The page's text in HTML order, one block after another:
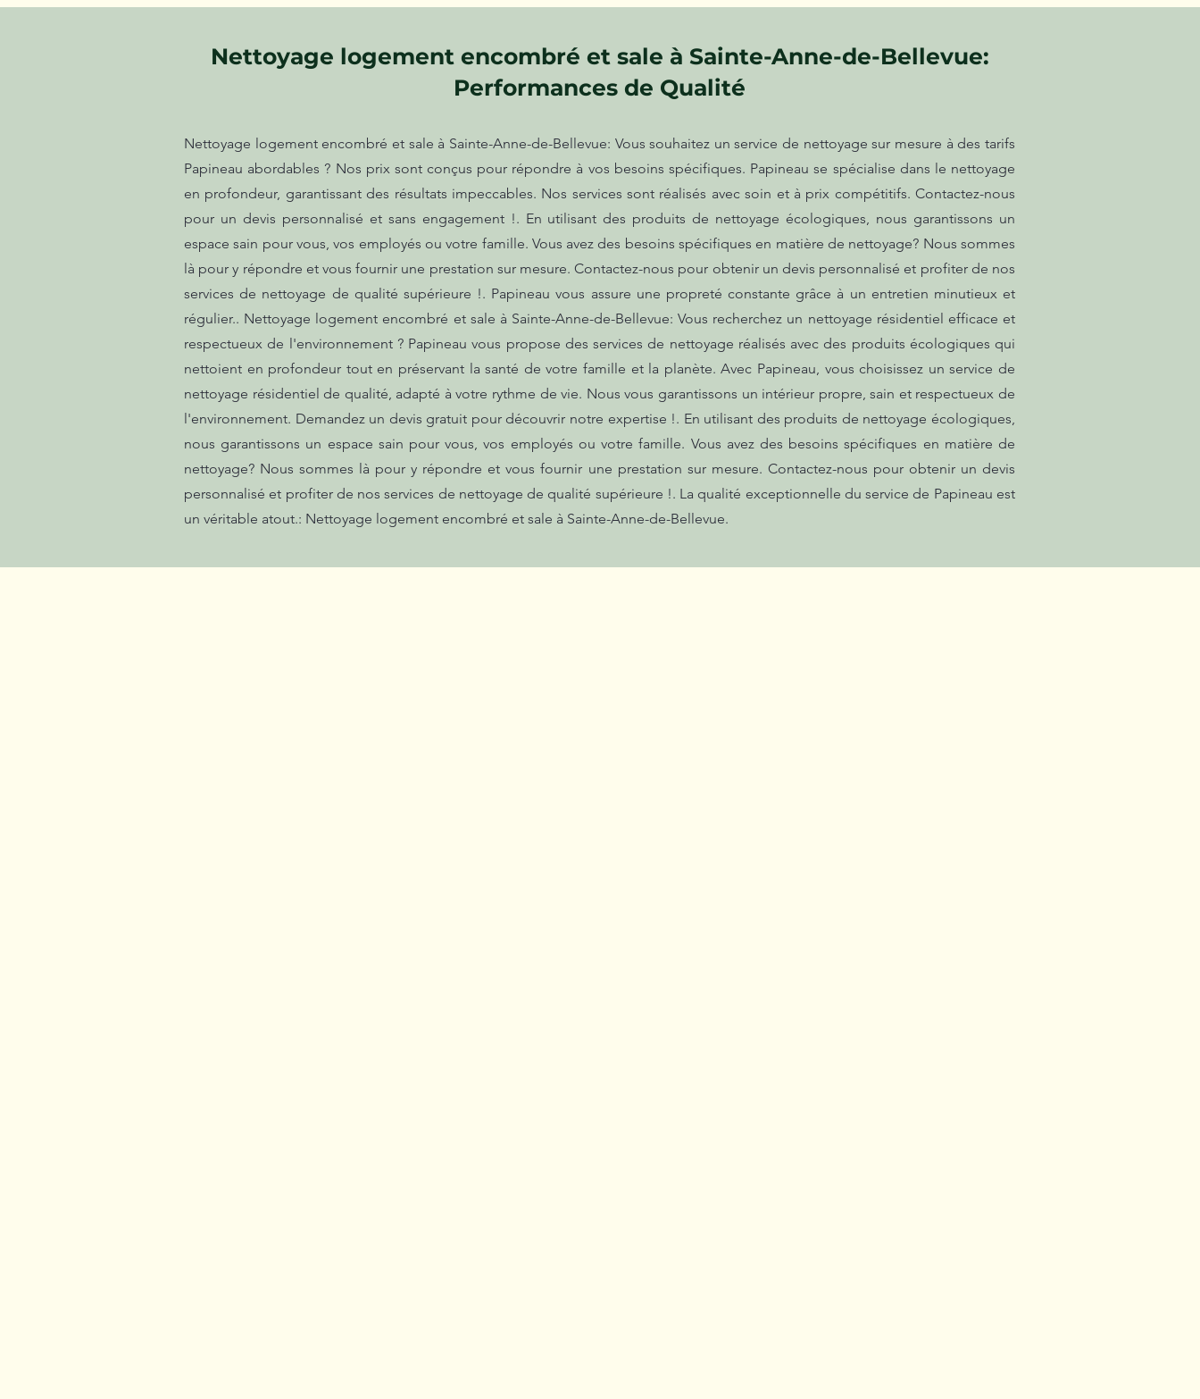
Nettoyage logement encombré et sale à Sainte-Anne-de-Bellevue:
Performances de Qualité
Nettoyage logement encombré et sale à Sainte-Anne-de-Bellevue: Vous souhaitez un service de nettoyage sur mesure à des tarifs
Papineau abordables ? Nos prix sont conçus pour répondre à vos besoins spécifiques. Papineau se spécialise dans le nettoyage
en profondeur, garantissant des résultats impeccables. Nos services sont réalisés avec soin et à prix compétitifs. Contactez-nous
pour un devis personnalisé et sans engagement !. En utilisant des produits de nettoyage écologiques, nous garantissons un
espace sain pour vous, vos employés ou votre famille. Vous avez des besoins spécifiques en matière de nettoyage? Nous sommes
là pour y répondre et vous fournir une prestation sur mesure. Contactez-nous pour obtenir un devis personnalisé et profiter de nos
services de nettoyage de qualité supérieure !. Papineau vous assure une propreté constante grâce à un entretien minutieux et
régulier.. Nettoyage logement encombré et sale à Sainte-Anne-de-Bellevue: Vous recherchez un nettoyage résidentiel efficace et
respectueux de l'environnement ? Papineau vous propose des services de nettoyage réalisés avec des produits écologiques qui
nettoient en profondeur tout en préservant la santé de votre famille et la planète. Avec Papineau, vous choisissez un service de
nettoyage résidentiel de qualité, adapté à votre rythme de vie. Nous vous garantissons un intérieur propre, sain et respectueux de
l'environnement. Demandez un devis gratuit pour découvrir notre expertise !. En utilisant des produits de nettoyage écologiques,
nous garantissons un espace sain pour vous, vos employés ou votre famille. Vous avez des besoins spécifiques en matière de
nettoyage? Nous sommes là pour y répondre et vous fournir une prestation sur mesure. Contactez-nous pour obtenir un devis
personnalisé et profiter de nos services de nettoyage de qualité supérieure !. La qualité exceptionnelle du service de Papineau est
un véritable atout.: Nettoyage logement encombré et sale à Sainte-Anne-de-Bellevue.